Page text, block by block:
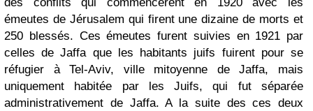
émeutes de Jérusalem qui firent une dizaine de morts et
250 blessés. Ces émeutes furent suivies en 1921 par
celles de Jaffa que les habitants juifs fuirent pour se
réfugier à Tel-Aviv, ville mitoyenne de Jaffa, mais
uniquement habitée par les Juifs, qui fut séparée
administrativement de Jaffa. A la suite des ces deux